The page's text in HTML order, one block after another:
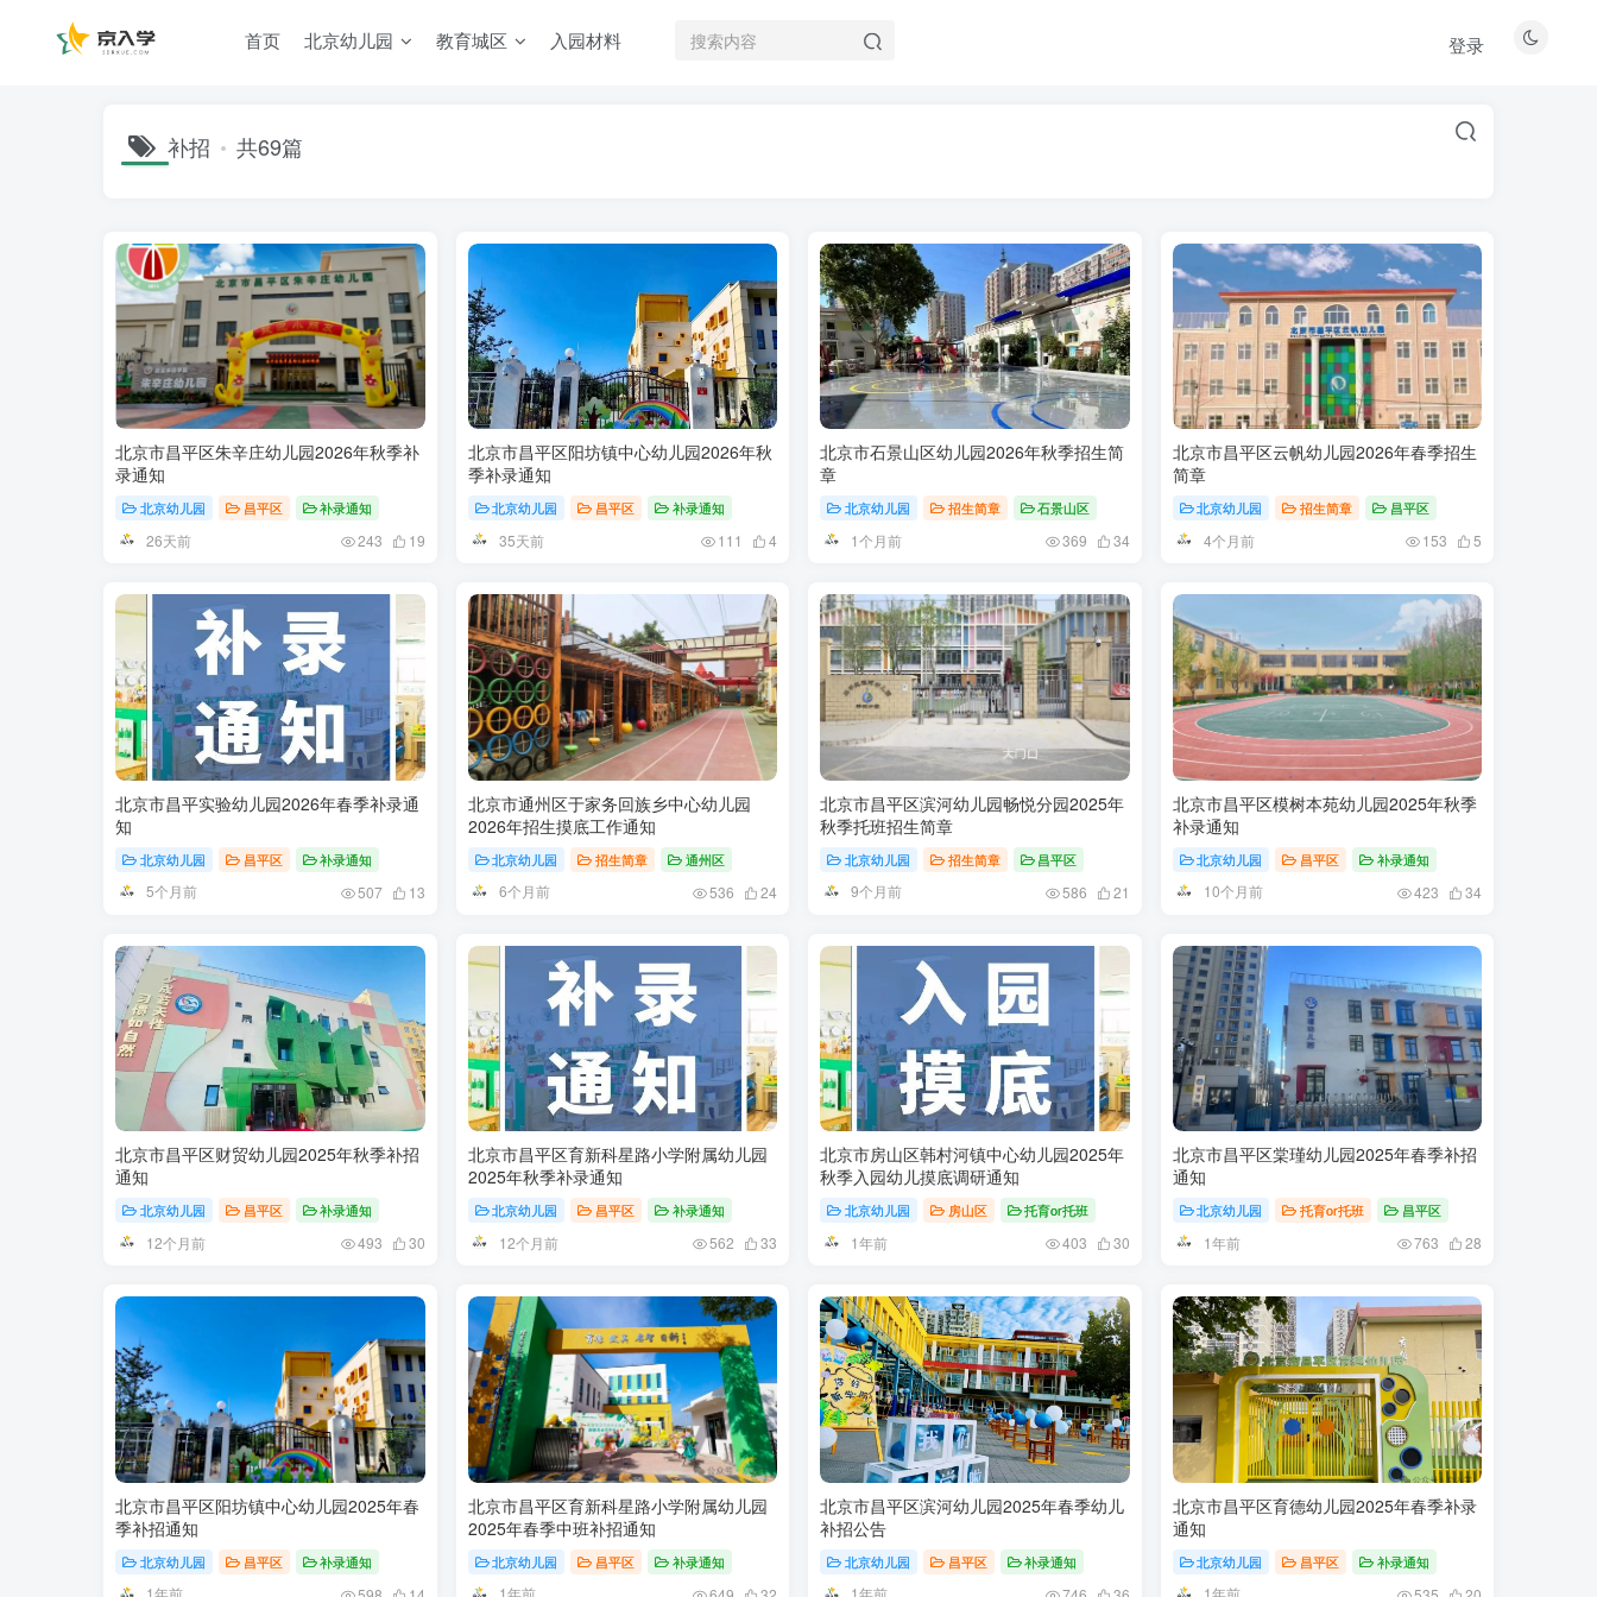
首页 北京幼儿园 教育城区 入园材料 登录
补招 共69篇
北京市昌平区朱辛庄幼儿园2026年秋季补
录通知
北京幼儿园 昌平区 补录通知
26天前 243 19
北京市昌平区阳坊镇中心幼儿园2026年秋
季补录通知
北京幼儿园 昌平区 补录通知
35天前 111 4
北京市石景山区幼儿园2026年秋季招生简
章
北京幼儿园 招生简章 石景山区
1个月前 369 34
北京市昌平区云帆幼儿园2026年春季招生
简章
北京幼儿园 招生简章 昌平区
4个月前 153 5
北京市昌平实验幼儿园2026年春季补录通
知
北京幼儿园 昌平区 补录通知
5个月前 507 13
北京市通州区于家务回族乡中心幼儿园
2026年招生摸底工作通知
北京幼儿园 招生简章 通州区
6个月前 536 24
北京市昌平区滨河幼儿园畅悦分园2025年
秋季托班招生简章
北京幼儿园 招生简章 昌平区
9个月前 586 21
北京市昌平区模树本苑幼儿园2025年秋季
补录通知
北京幼儿园 昌平区 补录通知
10个月前 423 34
北京市昌平区财贸幼儿园2025年秋季补招
通知
北京幼儿园 昌平区 补录通知
12个月前 493 30
北京市昌平区育新科星路小学附属幼儿园
2025年秋季补录通知
北京幼儿园 昌平区 补录通知
12个月前 562 33
北京市房山区韩村河镇中心幼儿园2025年
秋季入园幼儿摸底调研通知
北京幼儿园 房山区 托育or托班
1年前 403 30
北京市昌平区棠瑾幼儿园2025年春季补招
通知
北京幼儿园 托育or托班 昌平区
1年前 763 28
北京市昌平区阳坊镇中心幼儿园2025年春
季补招通知
北京幼儿园 昌平区 补录通知
北京市昌平区育新科星路小学附属幼儿园
2025年春季中班补招通知
北京幼儿园 昌平区 补录通知
北京市昌平区滨河幼儿园2025年春季幼儿
补招公告
北京幼儿园 昌平区 补录通知
北京市昌平区育德幼儿园2025年春季补录
通知
北京幼儿园 昌平区 补录通知